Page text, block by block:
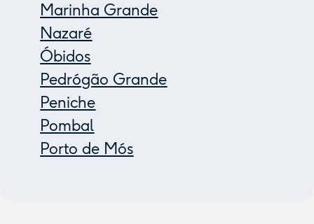
Marinha Grande
Nazaré
Óbidos
Pedrógão Grande
Peniche
Pombal
Porto de Mós